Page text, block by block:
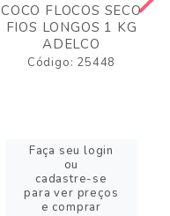
COCO FLOCOS SECO
FIOS LONGOS 1 KG
ADELCO
Código: 25448
Faça seu login
ou
cadastre-se
para ver preços
e comprar